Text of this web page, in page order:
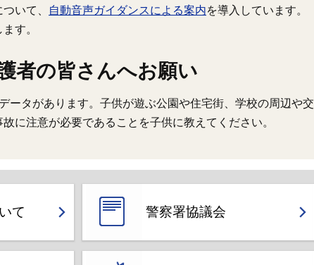
いて、 自動音声ガイダンスによる案内を導入しています。
す。
者の皆さんへお願い
ータがあります。子供が遊ぶ公園や住宅街、学校の周辺や交
に注意が必要であることを子供に教えてください。
て 警察署協議会